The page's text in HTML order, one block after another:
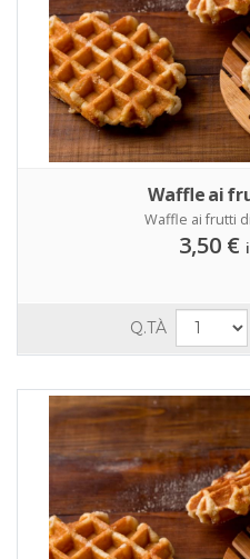
Waffle ai
Waffle ai frutti
3,50 €
Q.TÀ